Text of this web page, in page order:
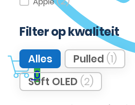
0
Filter op kwaliteit
Filter op kwaliteit
Alles Pulled (1)
Soft OLED (2)